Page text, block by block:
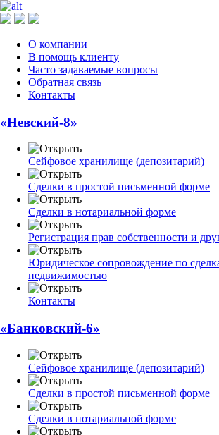
О компании
В помощь клиенту
Часто задаваемые вопросы
Обратная связь
Контакты
«Невский-8»
Сейфовое хранилище (депозитарий)
Сделки в простой письменной форме
Сделки в нотариальной форме
Регистрация прав собственности и
Юридическое сопровождение по
недвижимостью
Контакты
«Банковский-6»
Сейфовое хранилище (депозитарий)
Сделки в простой письменной форме
Сделки в нотариальной форме